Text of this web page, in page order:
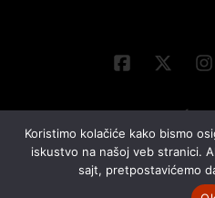
© 2026 NOVA EKONOMIJA | SVA
Koristimo kolačiće kako bismo
iskustvo na našoj veb stranici.
sajt, pretpostavićemo